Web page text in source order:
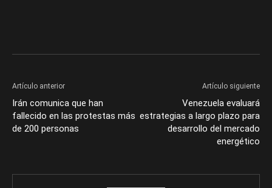
Artículo anterior
Irán comunica que han
fallecido en las protestas más
de 200 personas
Artículo siguiente
Venezuela evaluará
estrategias a largo plazo para
desarrollo del mercado
energético